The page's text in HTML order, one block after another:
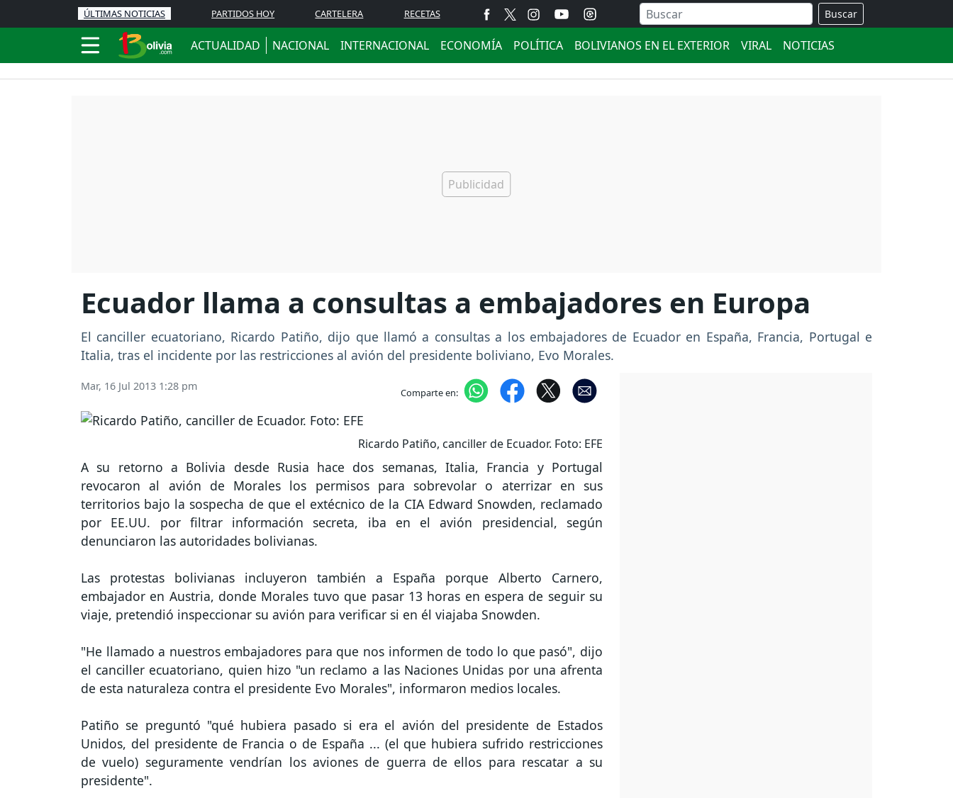
ÚLTIMAS NOTICIAS PARTIDOS HOY CARTELERA RECETAS Buscar
ACTUALIDAD NACIONAL INTERNACIONAL ECONOMÍA POLÍTICA BOLIVIANOS EN EL EXTERIOR VIRAL NOTICIAS
Ecuador llama a consultas a embajadores en Europa
El canciller ecuatoriano, Ricardo Patiño, dijo que llamó a consultas a los embajadores de Ecuador en España, Francia, Portugal e
Italia, tras el incidente por las restricciones al avión del presidente boliviano, Evo Morales.
Mar, 16 Jul 2013 1:28 pm Comparte en:
Ricardo Patiño, canciller de Ecuador. Foto: EFE
A su retorno a Bolivia desde Rusia hace dos semanas, Italia, Francia y Portugal
revocaron al avión de Morales los permisos para sobrevolar o aterrizar en sus
territorios bajo la sospecha de que el extécnico de la CIA Edward Snowden, reclamado
por EE.UU. por filtrar información secreta, iba en el avión presidencial, según
denunciaron las autoridades bolivianas.
Las protestas bolivianas incluyeron también a España porque Alberto Carnero,
embajador en Austria, donde Morales tuvo que pasar 13 horas en espera de seguir su
viaje, pretendió inspeccionar su avión para verificar si en él viajaba Snowden.
"He llamado a nuestros embajadores para que nos informen de todo lo que pasó", dijo
el canciller ecuatoriano, quien hizo "un reclamo a las Naciones Unidas por una afrenta
de esta naturaleza contra el presidente Evo Morales", informaron medios locales.
Patiño se preguntó "qué hubiera pasado si era el avión del presidente de Estados
Unidos, del presidente de Francia o de España ... (el que hubiera sufrido restricciones
de vuelo) seguramente vendrían los aviones de guerra de ellos para rescatar a su
presidente".